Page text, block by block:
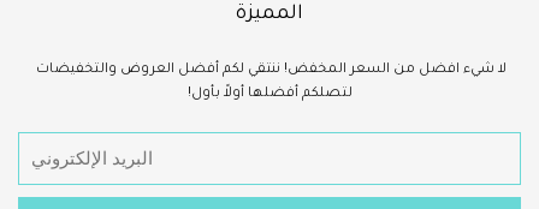
المميزة
لا شيء افضل من السعر المخفض! ننتقي لكم أفضل العروض والتخفيضات
لتصلكم أفضلها أولاً بأول!